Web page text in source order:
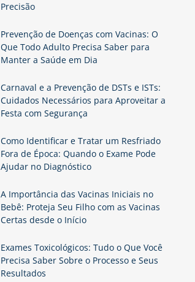
Precisão
Prevenção de Doenças com Vacinas: O
Que Todo Adulto Precisa Saber para
Manter a Saúde em Dia
Carnaval e a Prevenção de DSTs e ISTs:
Cuidados Necessários para Aproveitar a
Festa com Segurança
Como Identificar e Tratar um Resfriado
Fora de Época: Quando o Exame Pode
Ajudar no Diagnóstico
A Importância das Vacinas Iniciais no
Bebê: Proteja Seu Filho com as Vacinas
Certas desde o Início
Exames Toxicológicos: Tudo o Que Você
Precisa Saber Sobre o Processo e Seus
Resultados